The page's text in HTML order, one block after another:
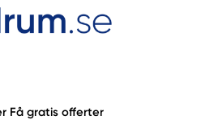
Få gratis offerter